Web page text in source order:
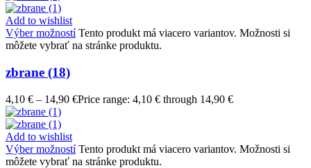
Add to wishlist
Výber možností Tento produkt má viacero variantov. Možnosti si
môžete vybrať na stránke produktu.
zbrane (18)
4,10 € – 14,90 €Price range: 4,10 € through 14,90 €
Add to wishlist
Výber možností Tento produkt má viacero variantov. Možnosti si
môžete vybrať na stránke produktu.